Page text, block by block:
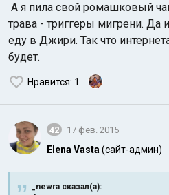
А я пила свой ромашковый
трава - триггеры мигрени. Да
еду в Джири. Так что
будет.
Нравится: 1
42 17 фев. 2015
Elena Vasta (сайт-админ)
_newra сказал(а):